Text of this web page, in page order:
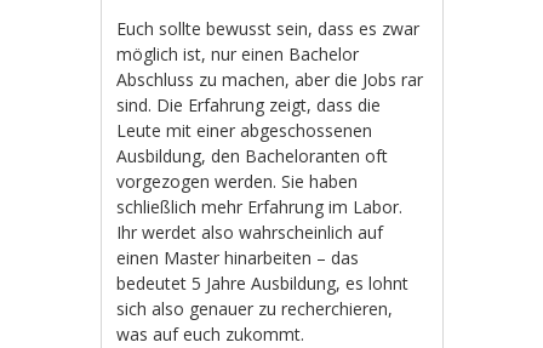
Euch sollte bewusst sein, dass es zwar
möglich ist, nur einen Bachelor
Abschluss zu machen, aber die Jobs rar
sind. Die Erfahrung zeigt, dass die
Leute mit einer abgeschossenen
Ausbildung, den Bacheloranten oft
vorgezogen werden. Sie haben
schließlich mehr Erfahrung im Labor.
Ihr werdet also wahrscheinlich auf
einen Master hinarbeiten – das
bedeutet 5 Jahre Ausbildung, es lohnt
sich also genauer zu recherchieren,
was auf euch zukommt.